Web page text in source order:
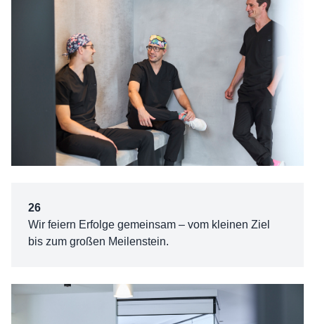
26
Wir feiern Erfolge gemeinsam – vom kleinen Ziel
bis zum großen Meilenstein.